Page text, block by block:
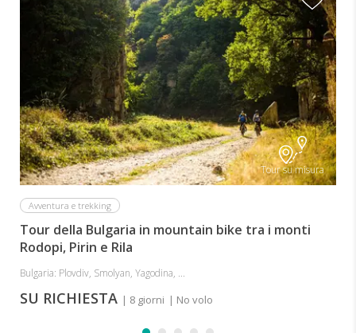
Tour su misura
Avventura e trekking
Tour della Bulgaria in mountain bike tra i monti
Rodopi, Pirin e Rila
Bulgaria: Plovdiv, Smolyan, Yagodina, ...
SU RICHIESTA | 8 giorni | No volo